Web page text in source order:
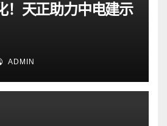
！天正助力中电建示
ADMIN